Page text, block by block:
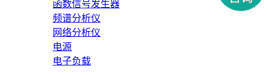
函数信号发生器
频谱分析仪
网络分析仪
电源
电子负载